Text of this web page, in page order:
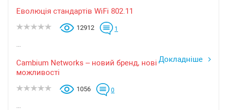
Еволюція стандартів WiFi 802.11
12912 1
...
Докладніше
Cambium Networks – новий бренд, нові
можливості
1056 0
...